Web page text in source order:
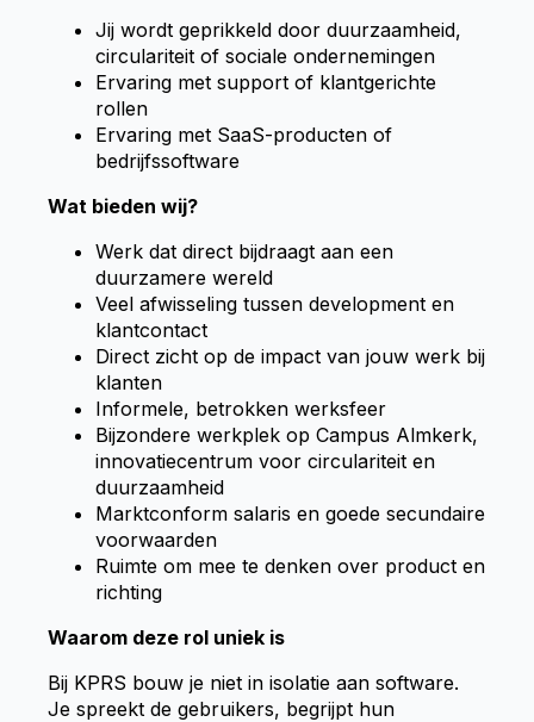
Jij wordt geprikkeld door duurzaamheid,
circulariteit of sociale ondernemingen
Ervaring met support of klantgerichte
rollen
Ervaring met SaaS-producten of
bedrijfssoftware
Wat bieden wij?
Werk dat direct bijdraagt aan een
duurzamere wereld
Veel afwisseling tussen development en
klantcontact
Direct zicht op de impact van jouw werk bij
klanten
Informele, betrokken werksfeer
Bijzondere werkplek op Campus Almkerk,
innovatiecentrum voor circulariteit en
duurzaamheid
Marktconform salaris en goede secundaire
voorwaarden
Ruimte om mee te denken over product en
richting
Waarom deze rol uniek is
Bij KPRS bouw je niet in isolatie aan software.
Je spreekt de gebruikers, begrijpt hun